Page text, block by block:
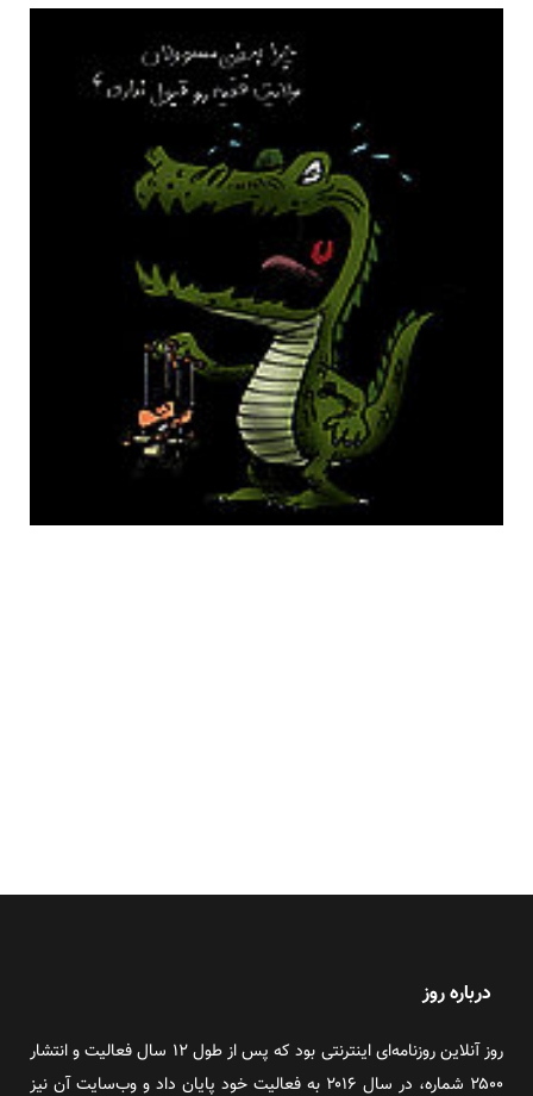
درباره روز
روز آنلاین روزنامه‌ای اینترنتی بود که پس از طول ۱۲ سال فعالیت و انتشار
۲۵۰۰ شماره، در سال ۲۰۱۶ به فعالیت خود پایان داد و وب‌سایت آن نیز